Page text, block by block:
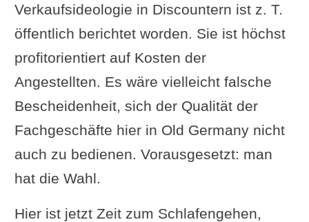
Verkaufsideologie in Discountern ist z. T.
öffentlich berichtet worden. Sie ist höchst
profitorientiert auf Kosten der
Angestellten. Es wäre vielleicht falsche
Bescheidenheit, sich der Qualität der
Fachgeschäfte hier in Old Germany nicht
auch zu bedienen. Vorausgesetzt: man
hat die Wahl.
Hier ist jetzt Zeit zum Schlafengehen,